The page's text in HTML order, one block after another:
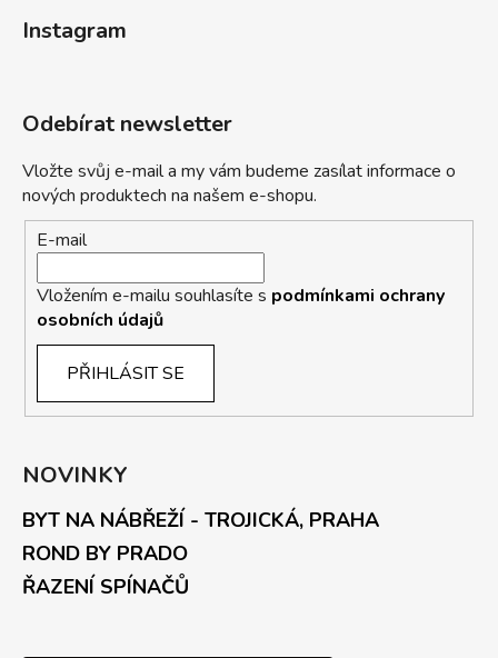
Instagram
Odebírat newsletter
Vložte svůj e-mail a my vám budeme zasílat informace o
nových produktech na našem e-shopu.
E-mail
Vložením e-mailu souhlasíte s podmínkami ochrany
osobních údajů
PŘIHLÁSIT SE
NOVINKY
BYT NA NÁBŘEŽÍ - TROJICKÁ, PRAHA
ROND BY PRADO
ŘAZENÍ SPÍNAČŮ